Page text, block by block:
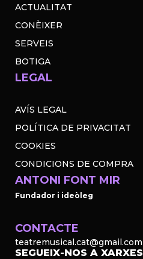
ACTUALITAT
CONÈIXER
SERVEIS
BOTIGA
LEGAL
AVÍS LEGAL
POLÍTICA DE PRIVACITAT
COOKIES
CONDICIONS DE COMPRA
ANTONI FONT MIR
Fundador i ideòleg
CONTACTE
teatremusical.cat@gmail.com
SEGUEIX-NOS A XARXES